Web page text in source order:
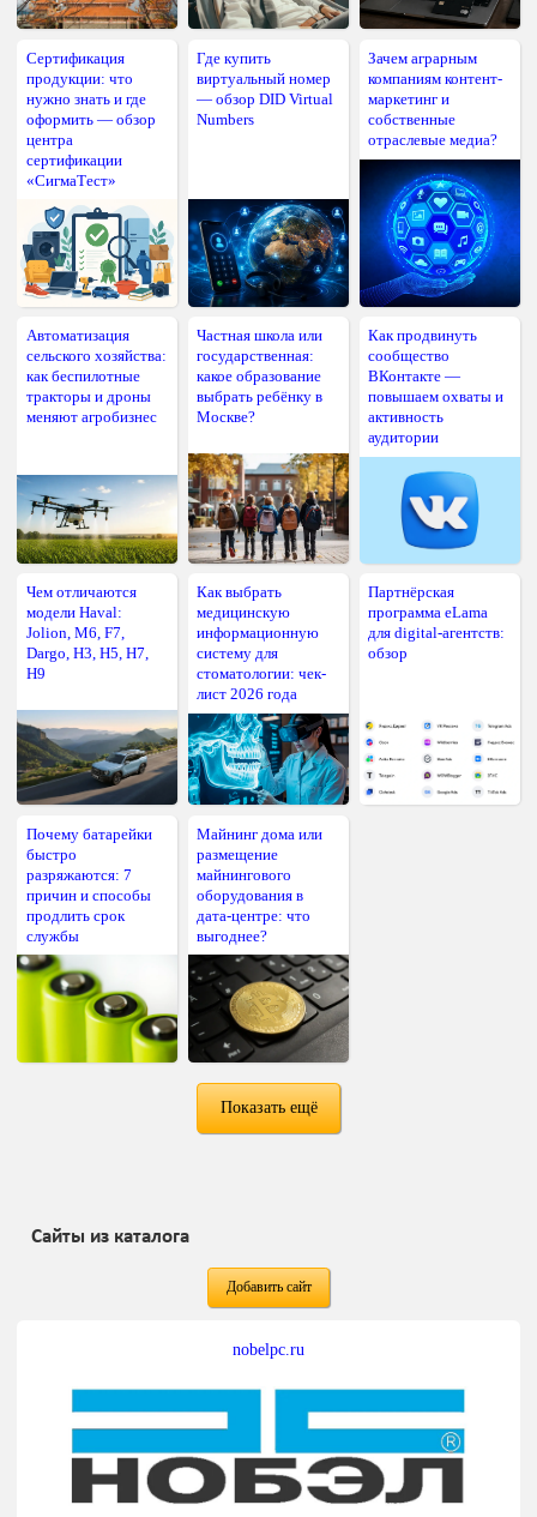
Сертификация
продукции: что
нужно знать и где
оформить — обзор
центра
сертификации
«СигмаТест»
Где купить
виртуальный номер
— обзор DID Virtual
Numbers
Зачем аграрным
компаниям контент-
маркетинг и
собственные
отраслевые медиа?
Автоматизация
сельского хозяйства:
как беспилотные
тракторы и дроны
меняют агробизнес
Частная школа или
государственная:
какое образование
выбрать ребёнку в
Москве?
Как продвинуть
сообщество
ВКонтакте —
повышаем охваты и
активность
аудитории
Чем отличаются
модели Haval:
Jolion, M6, F7,
Dargo, H3, H5, H7,
H9
Как выбрать
медицинскую
информационную
систему для
стоматологии: чек-
лист 2026 года
Партнёрская
программа eLama
для digital-агентств:
обзор
Почему батарейки
быстро
разряжаются: 7
причин и способы
продлить срок
службы
Майнинг дома или
размещение
майнингового
оборудования в
дата-центре: что
выгоднее?
Показать ещё
Сайты из каталога
Добавить сайт
nobelpc.ru